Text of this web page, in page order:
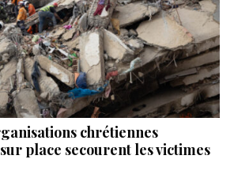
chrétiennes
place secourent les victimes